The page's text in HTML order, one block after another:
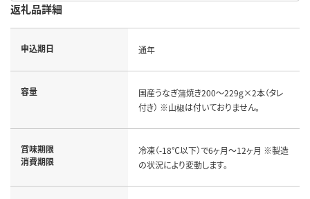
返礼品詳細
申込期日 通年
容量
国産うなぎ蒲焼き200～229g×2本（タレ
付き） ※山椒は付いておりません。
賞味期限
消費期限
冷凍（-18℃以下）で6ヶ月～12ヶ月 ※製造
の状況により変動します。